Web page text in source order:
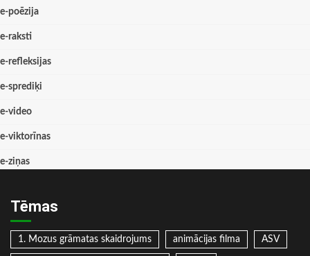
e-poēzija
e-raksti
e-refleksijas
e-sprediķi
e-video
e-viktorīnas
e-ziņas
Tēmas
1. Mozus grāmatas skaidrojums animācijas filma ASV